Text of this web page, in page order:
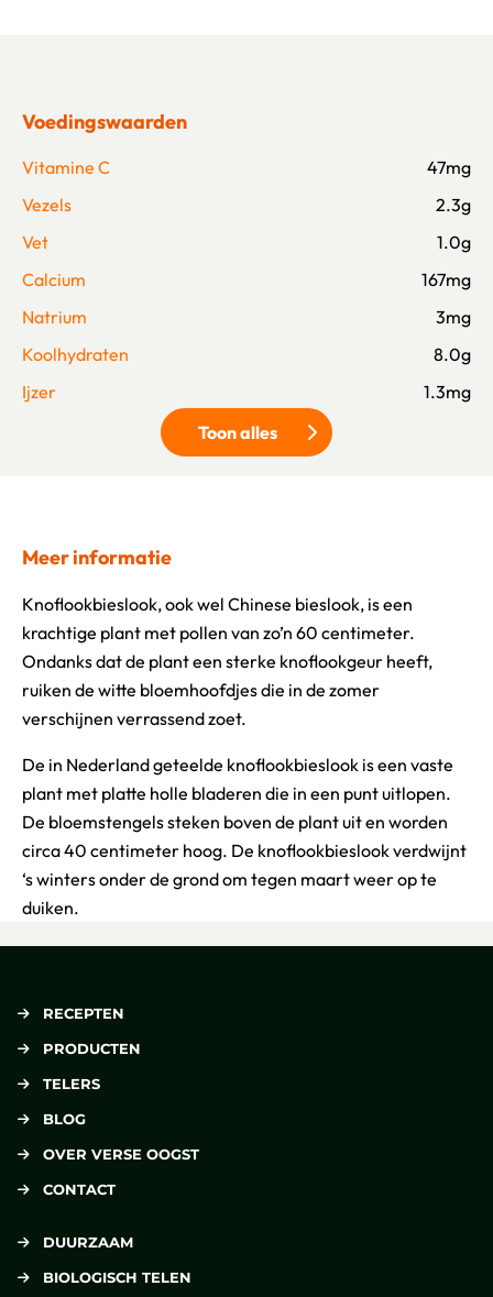
Voedingswaarden
Vitamine C
47mg
Vezels
2.3g
Vet
1.0g
Calcium
167mg
Natrium
3mg
Koolhydraten
8.0g
Ijzer
1.3mg
Toon alles
Klik om meer
Meer informatie
Knoflookbieslook, ook wel Chinese bieslook, is een
krachtige plant met pollen van zo’n 60 centimeter.
Ondanks dat de plant een sterke knoflookgeur heeft,
ruiken de witte bloemhoofdjes die in de zomer
verschijnen verrassend zoet.
De in Nederland geteelde knoflookbieslook is een vaste
plant met platte holle bladeren die in een punt uitlopen.
De bloemstengels steken boven de plant uit en worden
circa 40 centimeter hoog. De knoflookbieslook verdwijnt
‘s winters onder de grond om tegen maart weer op te
duiken.
RECEPTEN
PRODUCTEN
TELERS
BLOG
OVER VERSE OOGST
CONTACT
DUURZAAM
BIOLOGISCH TELEN